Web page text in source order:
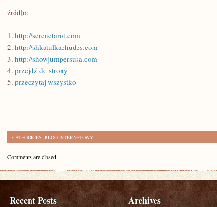
źródło:
———————————
1. http://serenetarot.com
2. http://shkatulkachudes.com
3. http://showjumpersusa.com
4. przejdź do strony
5. przeczytaj wszystko
CATEGORIES: BLOG INTERNETOWY
Comments are closed.
Recent Posts Archives